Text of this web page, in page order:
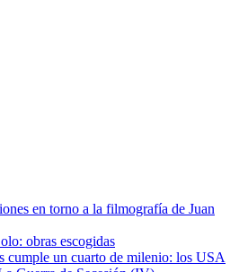
en torno a la filmografía de Juan
obras escogidas
cumple un cuarto de milenio: los USA